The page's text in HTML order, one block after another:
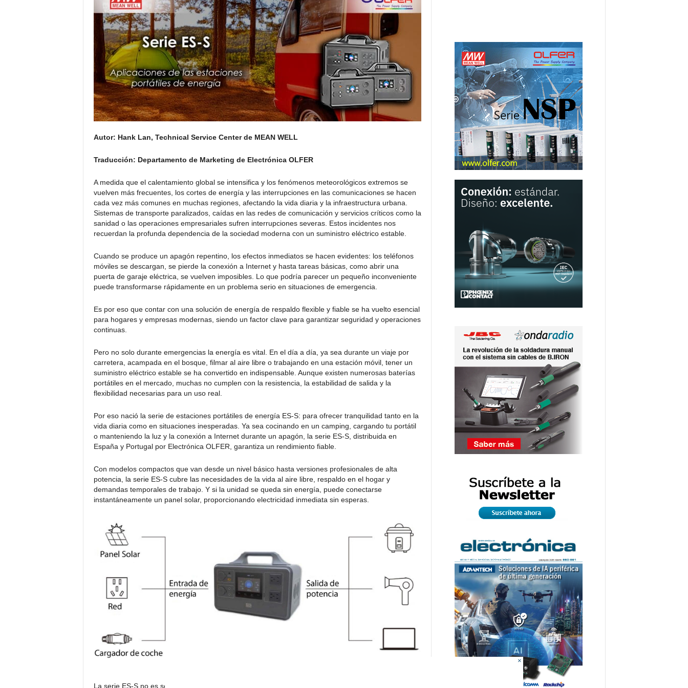
Autor: Hank Lan, Technical Service Center de MEAN WELL
Traducción: Departamento de Marketing de Electrónica OLFER
A medida que el calentamiento global se intensifica y los fenómenos meteorológicos extremos se
vuelven más frecuentes, los cortes de energía y las interrupciones en las comunicaciones se hacen
cada vez más comunes en muchas regiones, afectando la vida diaria y la infraestructura urbana.
Sistemas de transporte paralizados, caídas en las redes de comunicación y servicios críticos como la
sanidad o las operaciones empresariales sufren interrupciones severas. Estos incidentes nos
recuerdan la profunda dependencia de la sociedad moderna con un suministro eléctrico estable.
Cuando se produce un apagón repentino, los efectos inmediatos se hacen evidentes: los teléfonos
móviles se descargan, se pierde la conexión a Internet y hasta tareas básicas, como abrir una
puerta de garaje eléctrica, se vuelven imposibles. Lo que podría parecer un pequeño inconveniente
puede transformarse rápidamente en un problema serio en situaciones de emergencia.
Es por eso que contar con una solución de energía de respaldo flexible y fiable se ha vuelto esencial
para hogares y empresas modernas, siendo un factor clave para garantizar seguridad y operaciones
continuas.
Pero no solo durante emergencias la energía es vital. En el día a día, ya sea durante un viaje por
carretera, acampada en el bosque, filmar al aire libre o trabajando en una estación móvil, tener un
suministro eléctrico estable se ha convertido en indispensable. Aunque existen numerosas baterías
portátiles en el mercado, muchas no cumplen con la resistencia, la estabilidad de salida y la
flexibilidad necesarias para un uso real.
Por eso nació la serie de estaciones portátiles de energía ES-S: para ofrecer tranquilidad tanto en la
vida diaria como en situaciones inesperadas. Ya sea cocinando en un camping, cargando tu portátil
o manteniendo la luz y la conexión a Internet durante un apagón, la serie ES-S, distribuida en
España y Portugal por Electrónica OLFER, garantiza un rendimiento fiable.
Con modelos compactos que van desde un nivel básico hasta versiones profesionales de alta
potencia, la serie ES-S cubre las necesidades de la vida al aire libre, respaldo en el hogar y
demandas temporales de trabajo. Y si la unidad se queda sin energía, puede conectarse
instantáneamente un panel solar, proporcionando electricidad inmediata sin esperas.
La serie ES-S no es solo para emergencias: es un aliado perfecto para hacer tus aventuras diarias